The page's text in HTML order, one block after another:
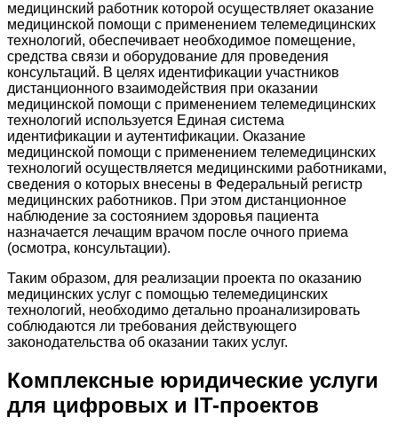
медицинский работник которой осуществляет оказание
медицинской помощи с применением телемедицинских
технологий, обеспечивает необходимое помещение,
средства связи и оборудование для проведения
консультаций. В целях идентификации участников
дистанционного взаимодействия при оказании
медицинской помощи с применением телемедицинских
технологий используется Единая система
идентификации и аутентификации. Оказание
медицинской помощи с применением телемедицинских
технологий осуществляется медицинскими работниками,
сведения о которых внесены в Федеральный регистр
медицинских работников. При этом дистанционное
наблюдение за состоянием здоровья пациента
назначается лечащим врачом после очного приема
(осмотра, консультации).
Таким образом, для реализации проекта по оказанию
медицинских услуг с помощью телемедицинских
технологий, необходимо детально проанализировать
соблюдаются ли требования действующего
законодательства об оказании таких услуг.
Комплексные юридические услуги
для цифровых и IT-проектов